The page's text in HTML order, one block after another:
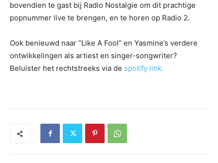
bovendien te gast bij Radio Nostalgie om dit prachtige
popnummer live te brengen, en te horen op Radio 2.
Ook benieuwd naar “Like A Fool” en Yasmine’s verdere
ontwikkelingen als artiest en singer-songwriter?
Beluister het rechtstreeks via de spotify link.